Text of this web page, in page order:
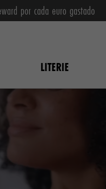
por cada euro gastado
LITERIE